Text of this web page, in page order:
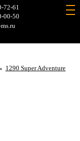
72-61
00-50
1290 Super Adventure